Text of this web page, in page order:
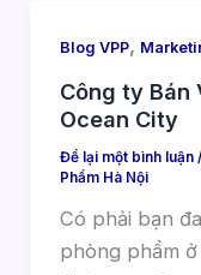
Blog VPP,
Công ty Bán
Ocean City
Để lại một bình luận /
Phẩm Hà Nội
Có phải bạn
phòng phẩm